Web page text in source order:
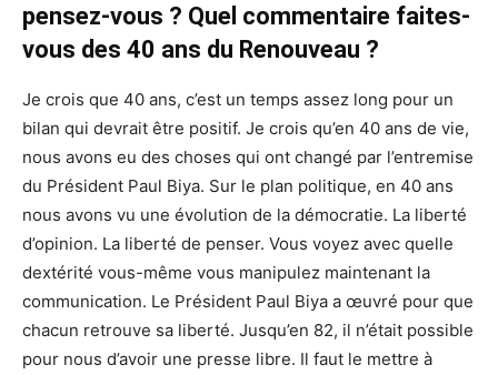
pensez-vous ? Quel commentaire faites-
vous des 40 ans du Renouveau ?
Je crois que 40 ans, c’est un temps assez long pour un
bilan qui devrait être positif. Je crois qu’en 40 ans de vie,
nous avons eu des choses qui ont changé par l’entremise
du Président Paul Biya. Sur le plan politique, en 40 ans
nous avons vu une évolution de la démocratie. La liberté
d’opinion. La liberté de penser. Vous voyez avec quelle
dextérité vous-même vous manipulez maintenant la
communication. Le Président Paul Biya a œuvré pour que
chacun retrouve sa liberté. Jusqu’en 82, il n’était possible
pour nous d’avoir une presse libre. Il faut le mettre à